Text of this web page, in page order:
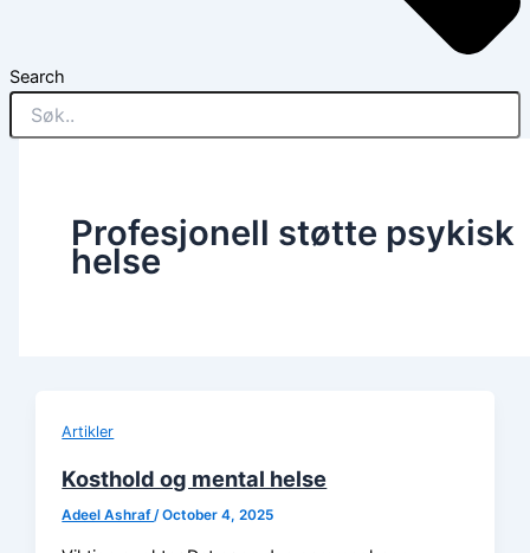
Search
Profesjonell støtte psykisk
helse
Artikler
Kosthold og mental helse
Adeel Ashraf /October 4, 2025